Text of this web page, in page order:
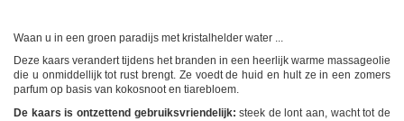
Waan u in een groen paradijs met kristalhelder water ...
Deze kaars verandert tijdens het branden in een heerlijk warme massageolie
die u onmiddellijk tot rust brengt. Ze voedt de huid en hult ze in een zomers
parfum op basis van kokosnoot en tiarebloem.
De kaars is ontzettend gebruiksvriendelijk: steek de lont aan, wacht tot de